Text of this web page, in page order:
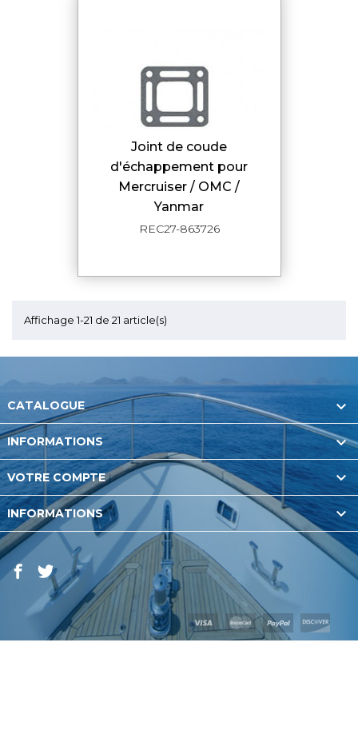
Joint de coude
d'échappement pour
Mercruiser / OMC /
Yanmar
REC27-863726
Affichage 1-21 de 21 article(s)
CATALOGUE 
INFORMATIONS 
VOTRE COMPTE 
INFORMATIONS 